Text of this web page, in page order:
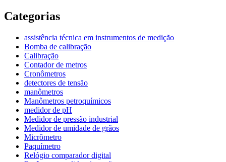
Categorias
assistência técnica em instrumentos de medição
Bomba de calibração
Calibração
Contador de metros
Cronômetros
detectores de tensão
manômetros
Manômetros petroquímicos
medidor de pH
Medidor de pressão industrial
Medidor de umidade de grãos
Micrômetro
Paquímetro
Relógio comparador digital